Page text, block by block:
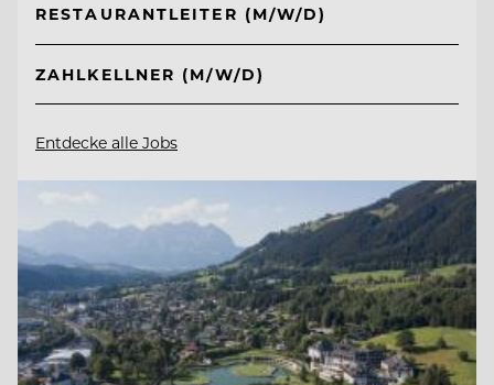
RESTAURANTLEITER (M/W/D)
ZAHLKELLNER (M/W/D)
Entdecke alle Jobs